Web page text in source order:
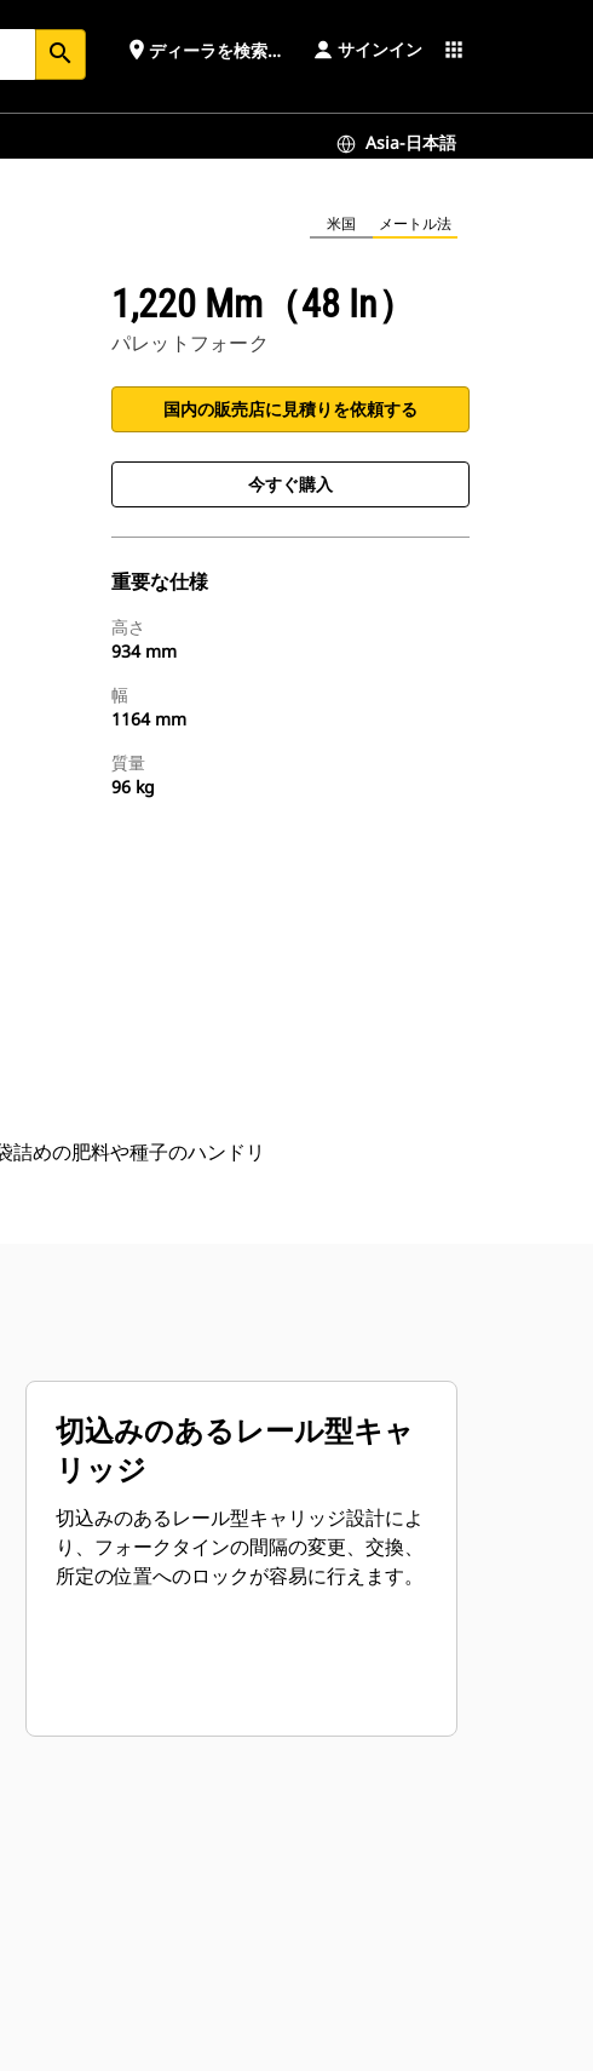
search place ディーラを検索する サインイン apps
Asia-日本語
米国 メートル法
1,220 Mm（48 In）
パレットフォーク
国内の販売店に見積りを依頼する
今すぐ購入
重要な仕様
高さ
934 mm
幅
1164 mm
質量
96 kg
めの肥料や種子のハンドリ
切込みのあるレール型キャ
リッジ
切込みのあるレール型キャリッジ設計によ
り、フォークタインの間隔の変更、交換、
所定の位置へのロックが容易に行えます。